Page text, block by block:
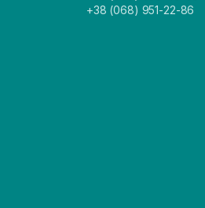
+38 (068) 951-22-86